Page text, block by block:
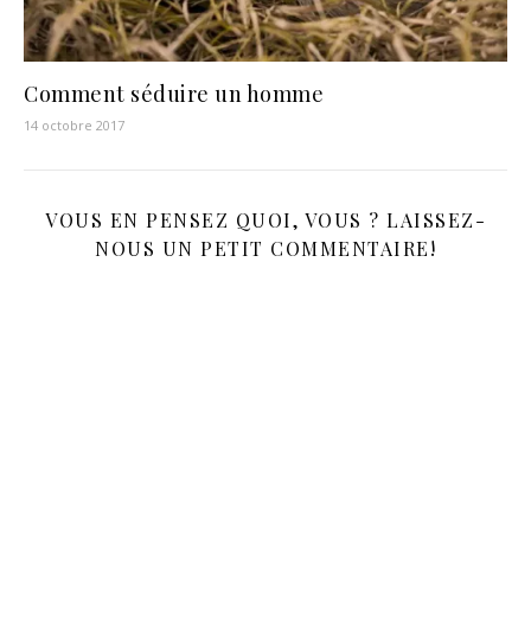
Comment séduire un homme
14 octobre 2017
VOUS EN PENSEZ QUOI, VOUS ? LAISSEZ-
NOUS UN PETIT COMMENTAIRE!